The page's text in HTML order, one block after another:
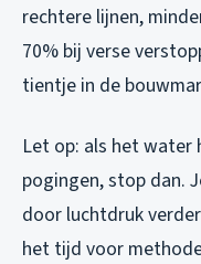
rechtere lijnen,
70% bij verse
tientje in de
Let op: als het water
pogingen, stop dan.
door luchtdruk
het tijd voor